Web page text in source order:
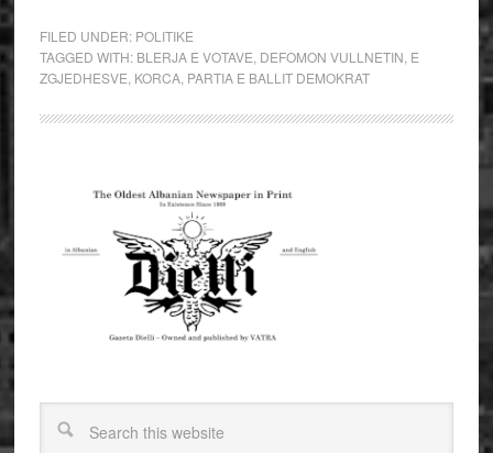
FILED UNDER: POLITIKE
TAGGED WITH: BLERJA E VOTAVE DEFOMON VULLNETIN E
ZGJEDHESVE KORCA, PARTIA E BALLIT DEMOKRAT